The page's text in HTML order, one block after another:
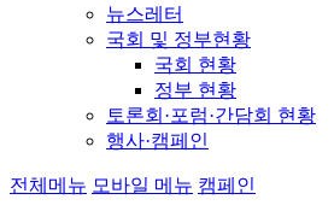
뉴스레터
국회 및 정부현황
국회 현황
정부 현황
토론회·포럼·간담회 현황
행사·캠페인
전체메뉴 모바일 메뉴 캠페인